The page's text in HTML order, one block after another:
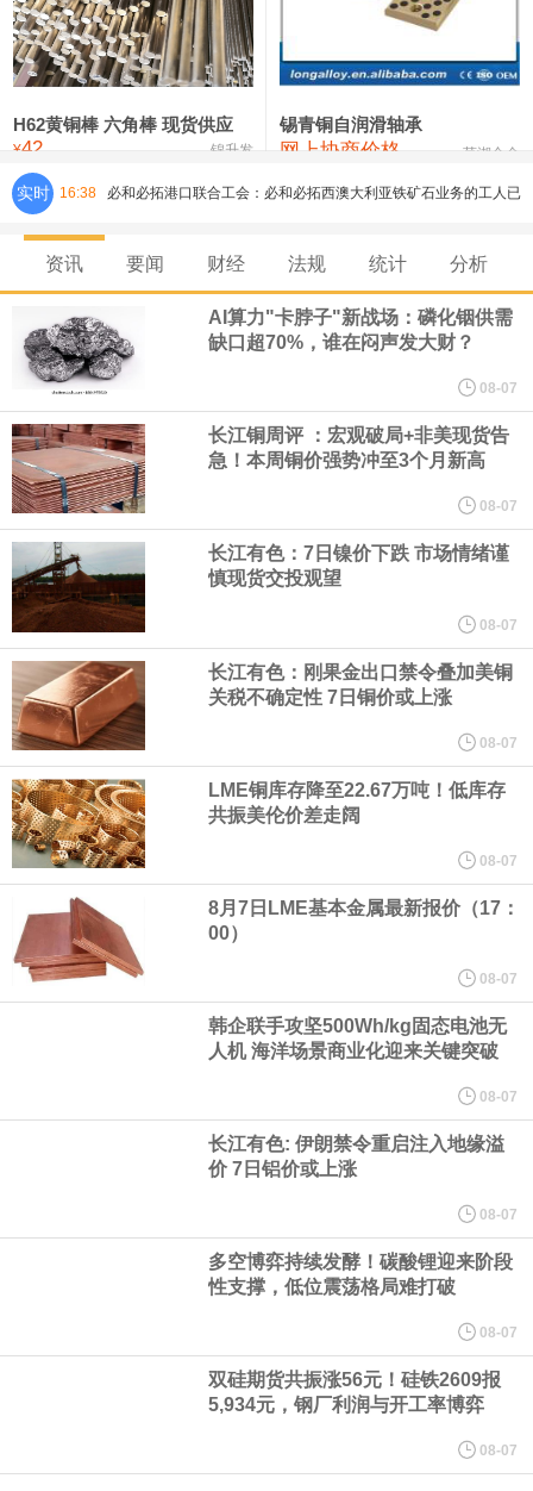
铸造铝合金锭(ZLD104) 24,300—24,500 24,400
压铸锌合金锭 26,500—26,700
氯化镍 38,300—40,300 39,300 0
H62黄铜棒 六角棒 现货供应
¥42 锦升发
锡青铜自润滑轴承
网上协商价格 芜湖合金
实时 16:38 必和必拓港口联合工会：必和必拓西澳大利亚铁矿石业务的工人已
通知，将于8月9日实施24小时停工。
8月7日，宇树科技董事长王兴兴网上路演时表示，报告期内，公司
研发费用金额分别为4,995.18万元、7,001.70万元、14,496.56万
元，最近3年复合增长率达70.36%，呈快速增长趋势，并形成多项
核心技术和知识产权。截至2026年1月31日，公司拥有262项专利权
（含境内发明专利20项）。
纽约期银日内涨4%，现报64.08美元/盎司。
宇树科技董事长、总经理兼首席技术官王兴兴在网上路演时表示，
经过多年研发创新和技术积累，公司逐步形成了包括一体化关节集
成技术、高紧凑度机器人身体集成技术、机器人激光雷达全自研核
心技术等多项已商业化应用的核心技术并已应用于公司的高性能通
用人形机器人、四足机器人等产品。
美国总统特朗普6日否认他对国防部长赫格塞思不满，称对赫格塞思
所做的工作“非常满意”。特朗普在社交媒体上发帖称，一些媒体有关
他与赫格塞思就弹药短缺问题发生冲突的报道是“完全没有根据的谣
言”，他对赫格塞思所做的工作“非常满意”。
据报道，威刚近日在法说会上表示，在需求增加、价格走高及货源
稳定的三大有利因素带动下，预期第3季度营运将优于第2季度，并
进一步扩大全年营运成果。
美国国会预算办公室（CBO）于当地时间5日发布报告称，美国海军
资讯 要闻 财经 法规 统计 分析
AI算力"卡脖子"新战场：磷化铟供需
缺口超70%，谁在闷声发大财？
08-07
长江铜周评 ：宏观破局+非美现货告
急！本周铜价强势冲至3个月新高
08-07
长江有色：7日镍价下跌 市场情绪谨
慎现货交投观望
08-07
长江有色：刚果金出口禁令叠加美铜
关税不确定性 7日铜价或上涨
08-07
LME铜库存降至22.67万吨！低库存
共振美伦价差走阔
08-07
8月7日LME基本金属最新报价（17：
00）
08-07
韩企联手攻坚500Wh/kg固态电池无
人机 海洋场景商业化迎来关键突破
08-07
长江有色: 伊朗禁令重启注入地缘溢
价 7日铝价或上涨
08-07
多空博弈持续发酵！碳酸锂迎来阶段
性支撑，低位震荡格局难打破
08-07
双硅期货共振涨56元！硅铁2609报
5,934元，钢厂利润与开工率博弈
08-07